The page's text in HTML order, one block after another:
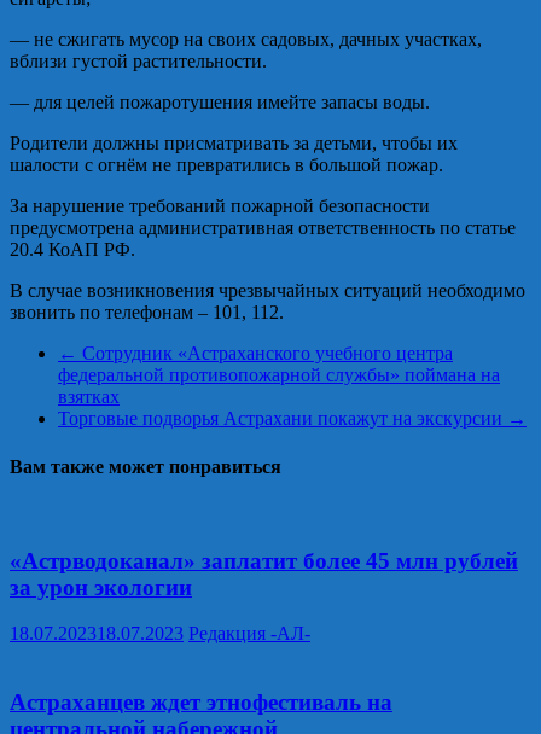
— не сжигать мусор на своих садовых, дачных участках,
вблизи густой растительности.
— для целей пожаротушения имейте запасы воды.
Родители должны присматривать за детьми, чтобы их
шалости с огнём не превратились в большой пожар.
За нарушение требований пожарной безопасности
предусмотрена административная ответственность по статье
20.4 КоАП РФ.
В случае возникновения чрезвычайных ситуаций необходимо
звонить по телефонам – 101, 112.
← Сотрудник «Астраханского учебного центра
федеральной противопожарной службы» поймана на
взятках
Торговые подворья Астрахани покажут на экскурсии →
Вам также может понравиться
«Астрводоканал» заплатит более 45 млн рублей
за урон экологии
18.07.202318.07.2023 Редакция -АЛ-
Астраханцев ждет этнофестиваль на
центральной набережной